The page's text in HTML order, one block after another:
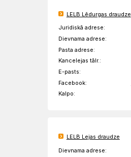
LELB Lēdurgas draudze
Juridiskā adrese:
Dievnama adrese:
Pasta adrese:
Kancelejas tālr.:
E-pasts:
Facebook:
Kalpo:
LELB Lejas draudze
Dievnama adrese: